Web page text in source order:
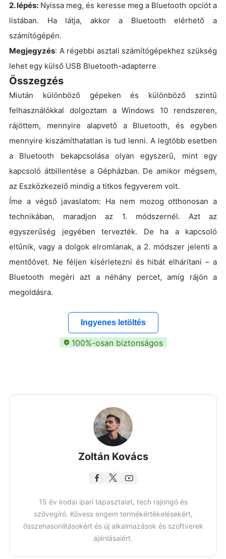
2. lépés: Nyissa meg, és keresse meg a Bluetooth opciót a
listában. Ha látja, akkor a Bluetooth elérhető a
számítógépén.
Megjegyzés: A régebbi asztali számítógépekhez szükség
lehet egy külső USB Bluetooth-adapterre
Összegzés
Miután különböző gépeken és különböző szintű
felhasználókkal dolgoztam a Windows 10 rendszeren,
rájöttem, mennyire alapvető a Bluetooth, és egyben
mennyire kiszámíthatatlan is tud lenni. A legtöbb esetben
a Bluetooth bekapcsolása olyan egyszerű, mint egy
kapcsoló átbillentése a Gépházban. De amikor mégsem,
az Eszközkezelő mindig a titkos fegyverem volt.
Íme a végső javaslatom: Ha nem mozog otthonosan a
technikában, maradjon az 1. módszernél. Azt az
egyszerűség jegyében tervezték. De ha a kapcsoló
eltűnik, vagy a dolgok elromlanak, a 2. módszer jelenti a
mentőövet. Ne féljen kísérletezni és hibát elhárítani – a
Bluetooth megéri azt a néhány percet, amíg rájön a
megoldásra.
Ingyenes letöltés
100%-osan biztonságos
Zoltán Kovács
15 év irodai ipari tapasztalat, tech rajongó és
szövegíró. Kövess engem termékértékelésekért,
összehasonlításokért és új alkalmazások és szoftverek
ajánlásaiért.